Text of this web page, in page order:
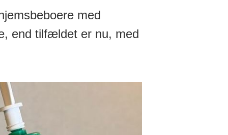
med
end tilfældet er nu, med